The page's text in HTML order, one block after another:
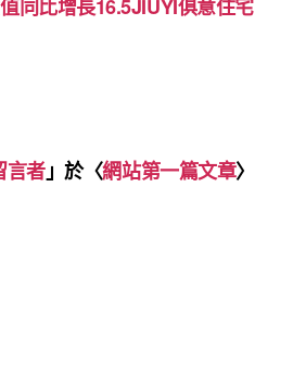
同比增長16.5JIUYI俱意住宅
言者」於〈網站第一篇文章〉